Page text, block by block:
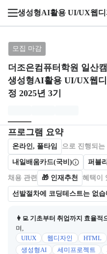
생성형AI활용 UI/UX웹디
모집 마감
더조은컴퓨터학원 일산
생성형AI활용 UI/UX웹
정 2025년 3기
브랜드: 더조은컴퓨터
모집개요
프로그램 요약
캠프를 운영하거나 참여하는 회
온라인, 풀타임 으로 진행되는
내일배움카드(국비) 퍼블
채용 관련 🎁 인재추천 혜택이
선발절차에 코딩테스트는 없습
👩‍💻 기초부터 취업까지 효율적
며,
UIUX
웹디자인 HTML
생성형AI
세미프로젝트